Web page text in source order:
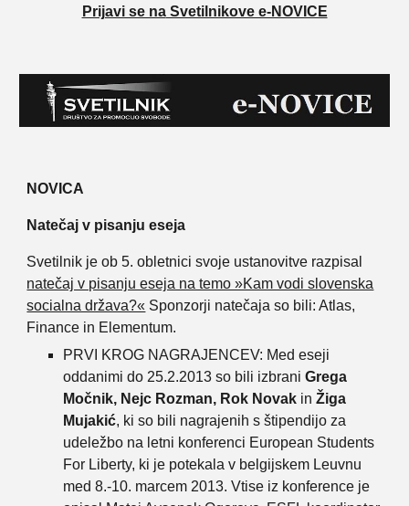
Prijavi se naSvetilnikove e-NOVICE
NOVICA
Natečaj v pisanju eseja
Svetilnik je ob 5. obletnici svoje ustanovitve razpisal
natečaj v pisanju eseja na temo »Kam vodi slovenska
socialna država?« Sponzorji natečaja so bili: Atlas,
Finance in Elementum.
PRVI KROG NAGRAJENCEV: Med eseji
oddanimi do 25.2.2013 so bili izbraniGrega
Močnik, Nejc Rozman, Rok Novak inŽiga
Mujakić, ki so bili nagrajenih s štipendijo za
udeležbo na letni konferenci European Students
For Liberty, ki je potekala v belgijskem Leuvnu
med 8.-10. marcem 2013. Vtise iz konference je